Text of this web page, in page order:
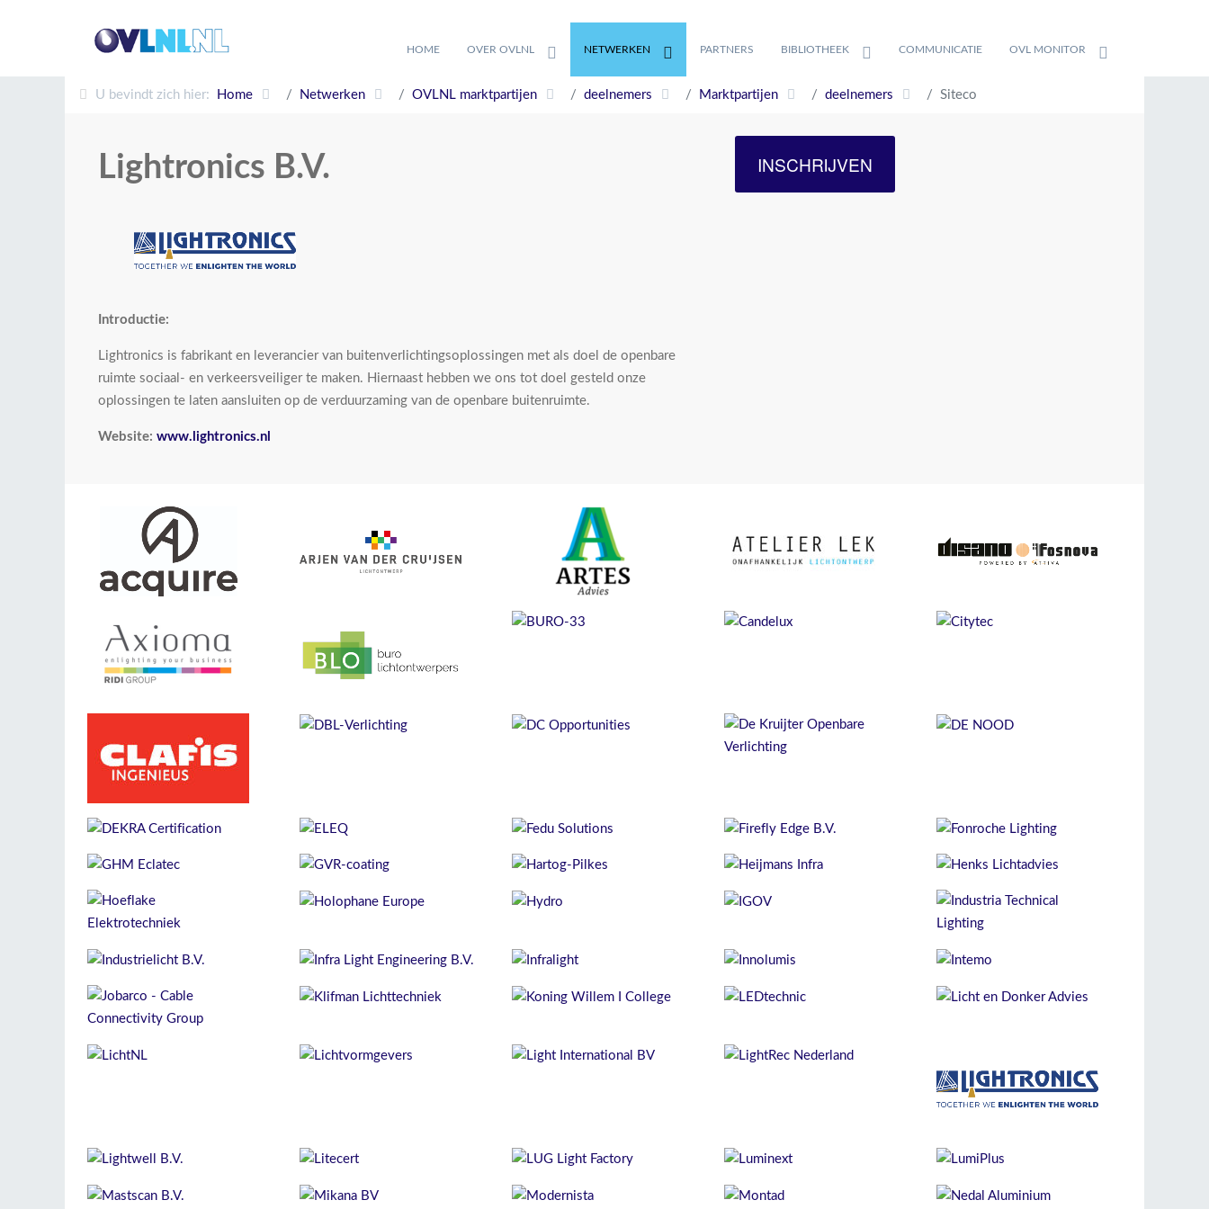
HOME OVER OVLNL NETWERKEN PARTNERS BIBLIOTHEEK COMMUNICATIE OVL MONITOR
U bevindt zich hier: Home Netwerken OVLNL marktpartijen deelnemers Marktpartijen deelnemers Siteco
Lightronics B.V.
Introductie:
Lightronics is fabrikant en leverancier van buitenverlichtingsoplossingen met als doel de openbare
ruimte sociaal- en verkeersveiliger te maken. Hiernaast hebben we ons tot doel gesteld onze
oplossingen te laten aansluiten op de verduurzaming van de openbare buitenruimte.
Website: www.lightronics.nl
INSCHRIJVEN